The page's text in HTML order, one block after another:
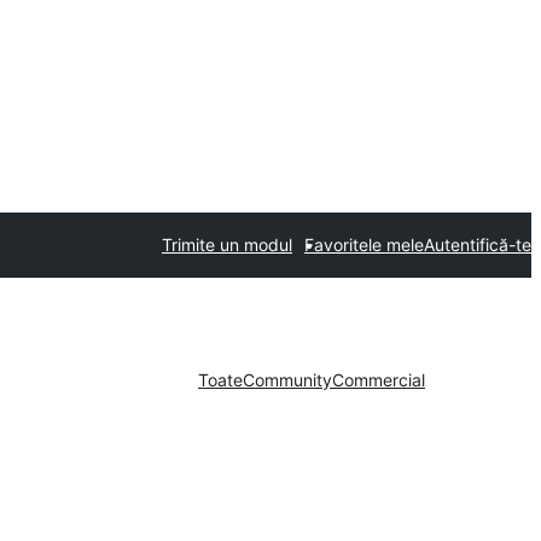
Trimite un modul Favoritele meleAutentifică-te
ToateCommunityCommercial